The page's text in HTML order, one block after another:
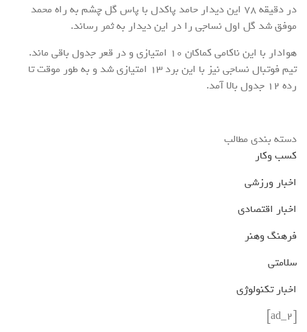
در دقیقه ۷۸ این دیدار حامد پاکدل با پاس گل چشم به راه محمد
موفق شد گل اول نساجی را در این دیدار به ثمر رساند.
هوادار با این ناکامی کماکان ۱۰ امتیازی و در قعر جدول باقی ماند.
تیم فوتبال نساجی نیز با این برد ۱۳ امتیازی شد و به طور موقت تا
رده ۱۲ جدول بالا آمد.
دسته بندی مطالب
کسب وکار
اخبار ورزشی
اخبار اقتصادی
فرهنگ وهنر
سلامتی
اخبار تکنولوژی
[ad_2]